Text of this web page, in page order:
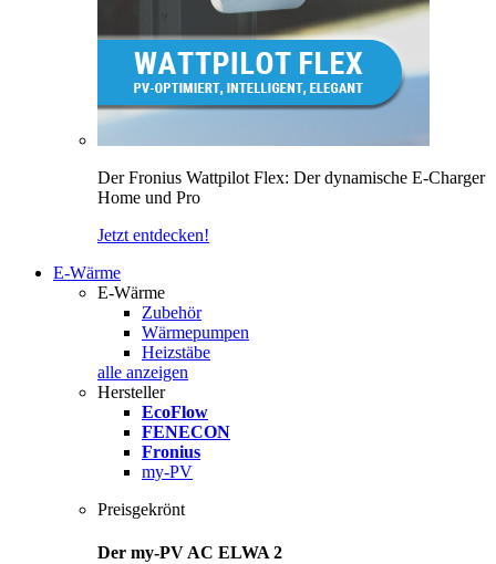
Der Fronius Wattpilot Flex: Der dynamische E-Charger
Home und Pro
Jetzt entdecken!
E-Wärme
E-Wärme
Zubehör
Wärmepumpen
Heizstäbe
alle anzeigen
Hersteller
EcoFlow
FENECON
Fronius
my-PV
Preisgekrönt
Der my-PV AC ELWA 2